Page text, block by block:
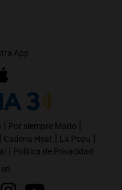
App
| Por siempre Mario |
| Cadena Heat | La Popu |
| Política de Privacidad